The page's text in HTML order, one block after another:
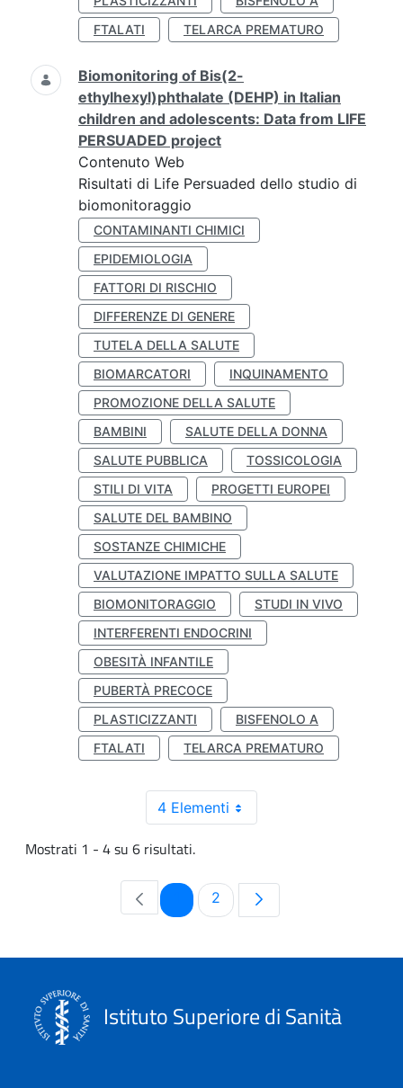
FTALATI
TELARCA PREMATURO
Biomonitoring of Bis(2-
ethylhexyl)phthalate (DEHP) in Italian
children and adolescents: Data from LIFE
PERSUADED project
Contenuto Web
Risultati di Life Persuaded dello studio di
biomonitoraggio
CONTAMINANTI CHIMICI
EPIDEMIOLOGIA
FATTORI DI RISCHIO
DIFFERENZE DI GENERE
TUTELA DELLA SALUTE
BIOMARCATORI
INQUINAMENTO
PROMOZIONE DELLA SALUTE
BAMBINI
SALUTE DELLA DONNA
SALUTE PUBBLICA
TOSSICOLOGIA
STILI DI VITA
PROGETTI EUROPEI
SALUTE DEL BAMBINO
SOSTANZE CHIMICHE
VALUTAZIONE IMPATTO SULLA SALUTE
BIOMONITORAGGIO
STUDI IN VIVO
INTERFERENTI ENDOCRINI
OBESITÀ INFANTILE
PUBERTÀ PRECOCE
PLASTICIZZANTI
BISFENOLO A
FTALATI
TELARCA PREMATURO
4 Elementi
Mostrati 1 - 4 su 6 risultati.
PaginaPagina
2
Istituto Superiore di Sanità